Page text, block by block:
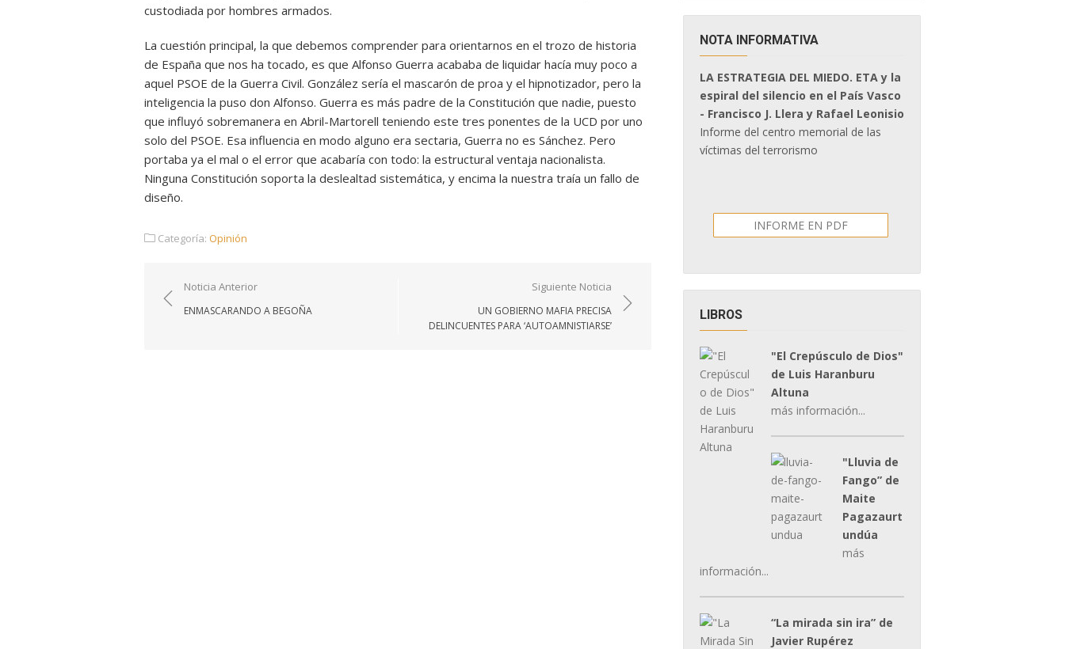
custodiada por hombres armados.
La cuestión principal, la que debemos comprender para orientarnos en el trozo de historia
de España que nos ha tocado, es que Alfonso Guerra acababa de liquidar hacía muy poco a
aquel PSOE de la Guerra Civil. González sería el mascarón de proa y el hipnotizador, pero la
inteligencia la puso don Alfonso. Guerra es más padre de la Constitución que nadie, puesto
que influyó sobremanera en Abril-Martorell teniendo este tres ponentes de la UCD por uno
solo del PSOE. Esa influencia en modo alguno era sectaria, Guerra no es Sánchez. Pero
portaba ya el mal o el error que acabaría con todo: la estructural ventaja nacionalista.
Ninguna Constitución soporta la deslealtad sistemática, y encima la nuestra traía un fallo de
diseño.
Categoría: Opinión
Navegación
de
Noticia Anterior
ENMASCARANDO A BEGOÑA
Siguiente Noticia
UN GOBIERNO MAFIA PRECISA
DELINCUENTES PARA ‘AUTOAMNISTIARSE’
NOTA INFORMATIVA
LA ESTRATEGIA DEL MIEDO. ETA y la
espiral del silencio en el País Vasco
- Francisco J. Llera y Rafael Leonisio
Informe del centro memorial de las
víctimas del terrorismo
INFORME EN PDF
LIBROS
"El Crepúsculo de Dios"
de Luis Haranburu
Altuna
más información...
"Lluvia de
Fango” de
Maite
Pagazaurt
undúa
más
información...
“La mirada sin ira” de
Javier Rupérez